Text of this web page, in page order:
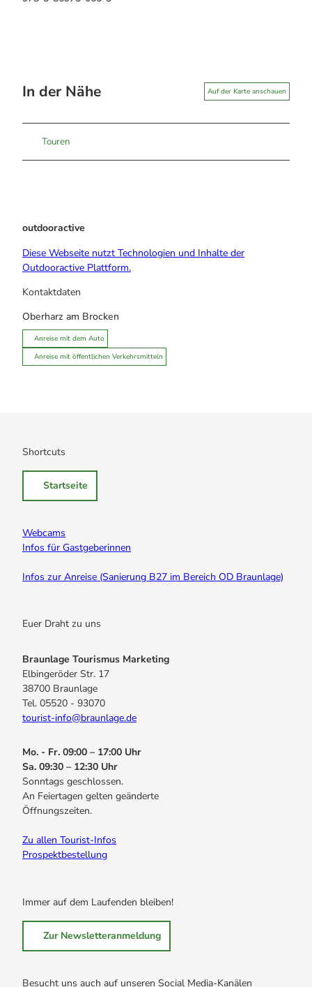
In der Nähe Auf der Karte anschauen
Touren
outdooractive
Diese Webseite nutzt Technologien und Inhalte der
Outdooractive Plattform.
Kontaktdaten
Oberharz am Brocken
Anreise mit dem Auto
Anreise mit öffentlichen Verkehrsmitteln
Shortcuts
Startseite
Webcams
Infos für Gastgeberinnen
Infos zur Anreise (Sanierung B27 im Bereich OD Braunlage)
Euer Draht zu uns
Braunlage Tourismus Marketing
Elbingeröder Str. 17
38700 Braunlage
Tel. 05520 - 93070
tourist-info@braunlage.de
Mo. - Fr. 09:00 – 17:00 Uhr
Sa. 09:30 – 12:30 Uhr
Sonntags geschlossen.
An Feiertagen gelten geänderte
Öffnungszeiten.
Zu allen Tourist-Infos
Prospektbestellung
Immer auf dem Laufenden bleiben!
Zur Newsletteranmeldung
Besucht uns auch auf unseren Social Media-Kanälen